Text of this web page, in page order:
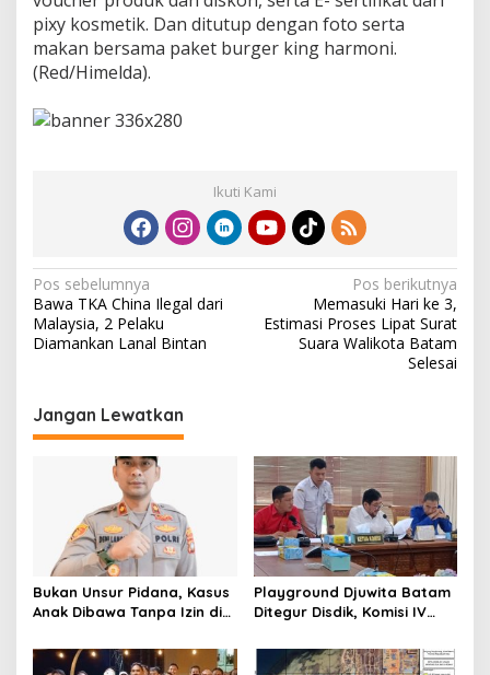
pixy kosmetik. Dan ditutup dengan foto serta
makan bersama paket burger king harmoni.
(Red/Himelda).
Ikuti Kami
N
a
v
g
a
s
Pos sebelumnya
Bawa TKA China Ilegal dari
Malaysia, 2 Pelaku
Diamankan Lanal Bintan
Pos berikutnya
Memasuki Hari ke 3,
Estimasi Proses Lipat Surat
Suara Walikota Batam
Selesai
Jangan Lewatkan
Bukan Unsur Pidana, Kasus
Anak Dibawa Tanpa Izin di
Playground Djuwita Batam
Ditegur Disdik, Komisi IV